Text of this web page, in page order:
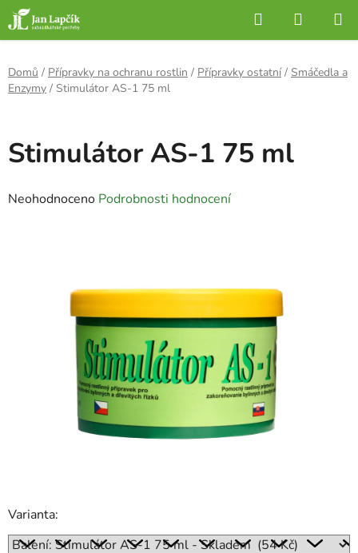
Přejít
na
obsah
Hledat
KOŠÍK
Domů / Přípravky na ochranu rostlin / Přípravky ostatní / Smáčedla a
Enzymy / Stimulátor AS-1 75 ml
Varianta:
Stimulátor AS-1 75 ml
Průměrné
Neohodnoceno Podrobnosti hodnocení